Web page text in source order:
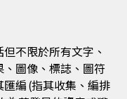
不限於所有文字、
圖像、標誌、圖符
編 (指其收集、編排